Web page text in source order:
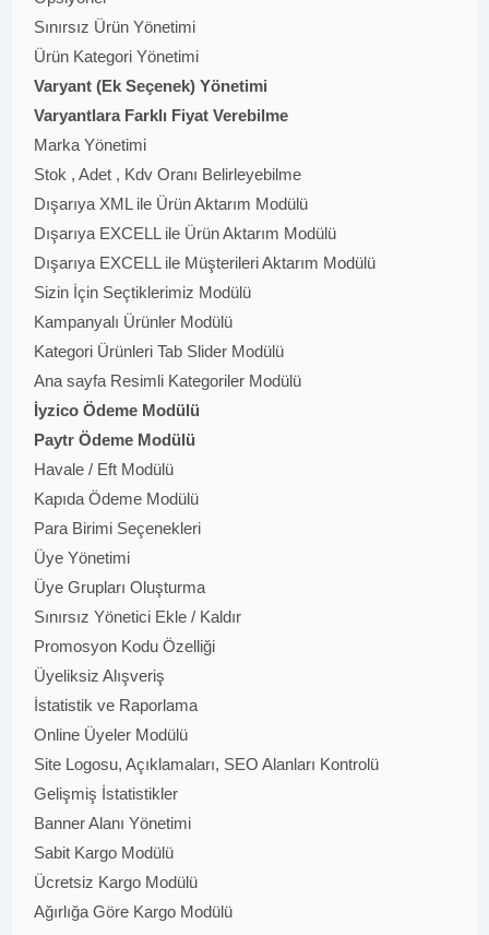
Sınırsız Ürün Yönetimi
Ürün Kategori Yönetimi
Varyant (Ek Seçenek) Yönetimi
Varyantlara Farklı Fiyat Verebilme
Marka Yönetimi
Stok , Adet , Kdv Oranı Belirleyebilme
Dışarıya XML ile Ürün Aktarım Modülü
Dışarıya EXCELL ile Ürün Aktarım Modülü
Dışarıya EXCELL ile Müşterileri Aktarım Modülü
Sizin İçin Seçtiklerimiz Modülü
Kampanyalı Ürünler Modülü
Kategori Ürünleri Tab Slider Modülü
Ana sayfa Resimli Kategoriler Modülü
İyzico Ödeme Modülü
Paytr Ödeme Modülü
Havale / Eft Modülü
Kapıda Ödeme Modülü
Para Birimi Seçenekleri
Üye Yönetimi
Üye Grupları Oluşturma
Sınırsız Yönetici Ekle / Kaldır
Promosyon Kodu Özelliği
Üyeliksiz Alışveriş
İstatistik ve Raporlama
Online Üyeler Modülü
Site Logosu, Açıklamaları, SEO Alanları Kontrolü
Gelişmiş İstatistikler
Banner Alanı Yönetimi
Sabit Kargo Modülü
Ücretsiz Kargo Modülü
Ağırlığa Göre Kargo Modülü